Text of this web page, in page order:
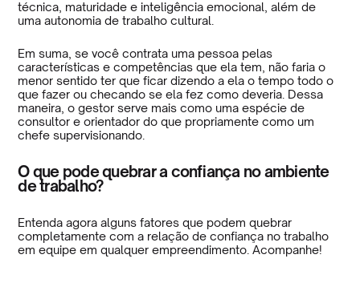
técnica, maturidade e inteligência emocional, além de
uma autonomia de trabalho cultural.
Em suma, se você contrata uma pessoa pelas
características e competências que ela tem, não faria o
menor sentido ter que ficar dizendo a ela o tempo todo o
que fazer ou checando se ela fez como deveria. Dessa
maneira, o gestor serve mais como uma espécie de
consultor e orientador do que propriamente como um
chefe supervisionando.
O que pode quebrar a confiança no ambiente
de trabalho?
Entenda agora alguns fatores que podem quebrar
completamente com a relação de confiança no trabalho
em equipe em qualquer empreendimento. Acompanhe!